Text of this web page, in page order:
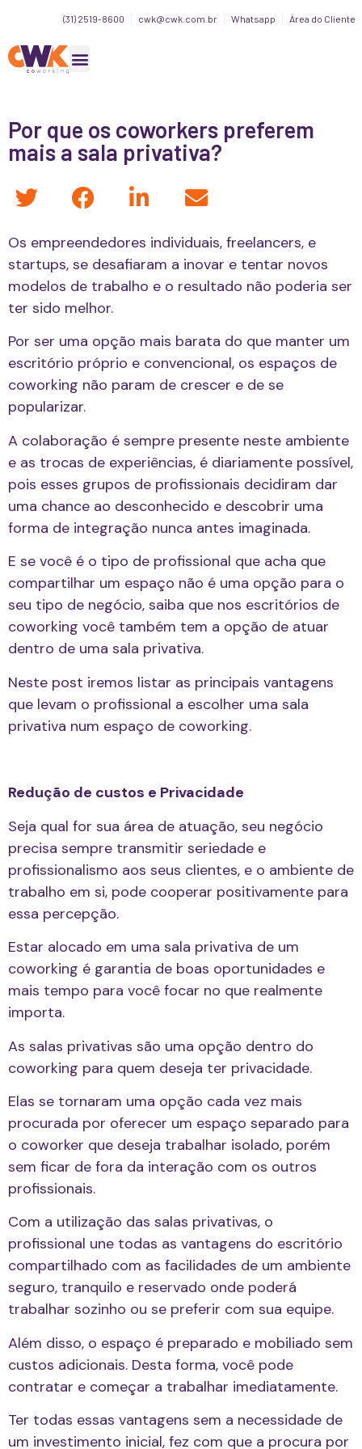
(31) 2519-8600 cwk@cwk.com.br Whatsapp Área do Cliente
Por que os coworkers preferem
mais a sala privativa?
Os empreendedores individuais, freelancers, e
startups, se desafiaram a inovar e tentar novos
modelos de trabalho e o resultado não poderia ser
ter sido melhor.
Por ser uma opção mais barata do que manter um
escritório próprio e convencional, os espaços de
coworking não param de crescer e de se
popularizar.
A colaboração é sempre presente neste ambiente
e as trocas de experiências, é diariamente possível,
pois esses grupos de profissionais decidiram dar
uma chance ao desconhecido e descobrir uma
forma de integração nunca antes imaginada.
E se você é o tipo de profissional que acha que
compartilhar um espaço não é uma opção para o
seu tipo de negócio, saiba que nos escritórios de
coworking você também tem a opção de atuar
dentro de uma sala privativa.
Neste post iremos listar as principais vantagens
que levam o profissional a escolher uma sala
privativa num espaço de coworking.
Redução de custos e Privacidade
Seja qual for sua área de atuação, seu negócio
precisa sempre transmitir seriedade e
profissionalismo aos seus clientes, e o ambiente de
trabalho em si, pode cooperar positivamente para
essa percepção.
Estar alocado em uma sala privativa de um
coworking é garantia de boas oportunidades e
mais tempo para você focar no que realmente
importa.
As salas privativas são uma opção dentro do
coworking para quem deseja ter privacidade.
Elas se tornaram uma opção cada vez mais
procurada por oferecer um espaço separado para
o coworker que deseja trabalhar isolado, porém
sem ficar de fora da interação com os outros
profissionais.
Com a utilização das salas privativas, o
profissional une todas as vantagens do escritório
compartilhado com as facilidades de um ambiente
seguro, tranquilo e reservado onde poderá
trabalhar sozinho ou se preferir com sua equipe.
Além disso, o espaço é preparado e mobiliado sem
custos adicionais. Desta forma, você pode
contratar e começar a trabalhar imediatamente.
Ter todas essas vantagens sem a necessidade de
um investimento inicial, fez com que a procura por